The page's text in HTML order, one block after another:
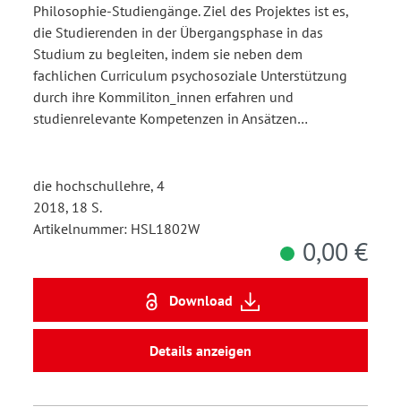
Philosophie-Studiengänge. Ziel des Projektes ist es,
die Studierenden in der Übergangsphase in das
Studium zu begleiten, indem sie neben dem
fachlichen Curriculum psychosoziale Unterstützung
durch ihre Kommiliton_innen erfahren und
studienrelevante Kompetenzen in Ansätzen…
die hochschullehre, 4
2018, 18 S.
Artikelnummer: HSL1802W
0,00 €
Download
Details anzeigen